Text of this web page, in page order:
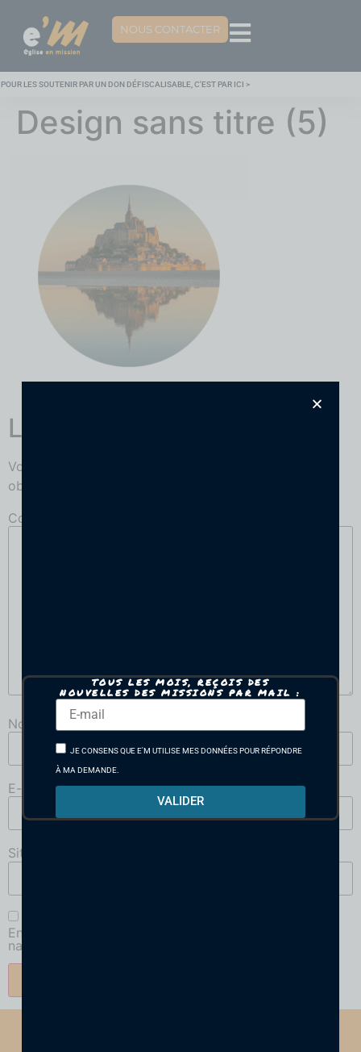
NOUS CONTACTER
POUR LES SOUTENIR PAR UN DON DÉFISCALISABLE, C'EST PAR ICI >
Design sans titre (5)
Laisser un commentaire
Votre adresse e-mail ne sera pas publiée.
obligatoires sont indiqués avec
Commentaire
Nom
E-mail *
Site web
Enregistrer mon nom, mon e-mail et mon site dans le
navigateur pour mon prochain commentaire.
TOUS LES MOIS, REÇOIS DES
NOUVELLES DES MISSIONS PAR MAIL :
JE CONSENS QUE E'M UTILISE MES DONNÉES POUR RÉPONDRE
À MA DEMANDE.
VALIDER